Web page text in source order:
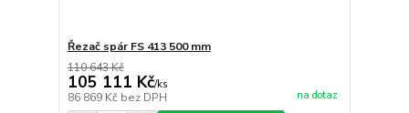
Řezač spár FS 413 500 mm
110 643 Kč
105 111 Kč/ks
86 869 Kč bez DPH na dotaz